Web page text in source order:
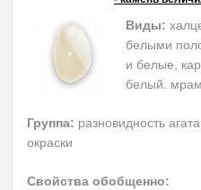
Виды:
белыми
и белые,
белый.
Группа: разновидность
окраски
Свойства обобщенно: